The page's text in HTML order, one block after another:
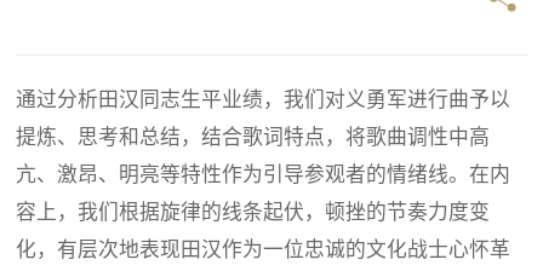
通过分析田汉同志生平业绩，我们对义勇军进行曲予以
提炼、思考和总结，结合歌词特点，将歌曲调性中高
亢、激昂、明亮等特性作为引导参观者的情绪线。在内
容上，我们根据旋律的线条起伏，顿挫的节奏力度变
化，有层次地表现田汉作为一位忠诚的文化战士心怀革